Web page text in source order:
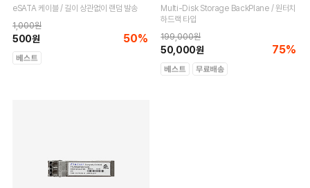
eSATA 케이블 / 길이 상관없이 랜덤 발송
1,000원
500원 50%
Multi-Disk Storage BackPlane / 원터치
하드랙 타입
199,000원
50,000원 75%